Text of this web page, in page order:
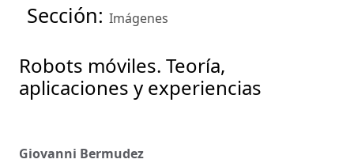
Sección: Imágenes
Robots móviles. Teoría,
aplicaciones y experiencias
Giovanni Bermudez